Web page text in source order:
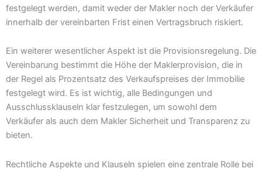
festgelegt werden, damit weder der Makler noch der Verkäufer
innerhalb der vereinbarten Frist einen Vertragsbruch riskiert.
Ein weiterer wesentlicher Aspekt ist die Provisionsregelung. Die
Vereinbarung bestimmt die Höhe der Maklerprovision, die in
der Regel als Prozentsatz des Verkaufspreises der Immobilie
festgelegt wird. Es ist wichtig, alle Bedingungen und
Ausschlussklauseln klar festzulegen, um sowohl dem
Verkäufer als auch dem Makler Sicherheit und Transparenz zu
bieten.
Rechtliche Aspekte und Klauseln spielen eine zentrale Rolle bei